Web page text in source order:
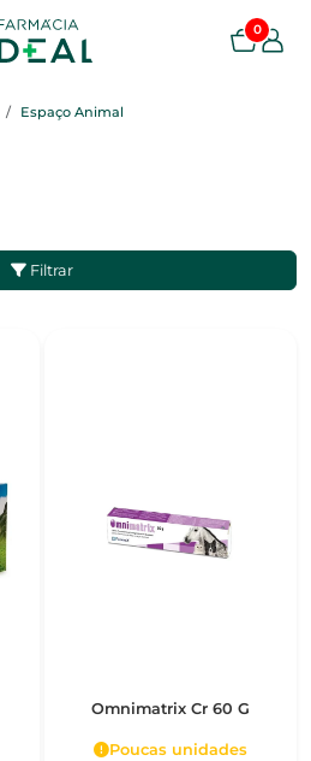
0
Espaço Animal
Filtrar
Omnimatrix Cr 60 G
Poucas unidades